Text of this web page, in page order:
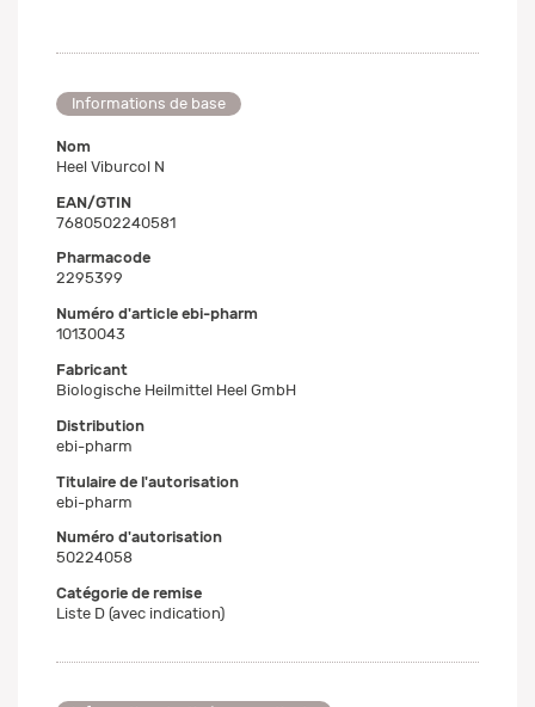
Informations de base
Nom
Heel Viburcol N
EAN/GTIN
7680502240581
Pharmacode
2295399
Numéro d'article ebi-pharm
10130043
Fabricant
Biologische Heilmittel Heel GmbH
Distribution
ebi-pharm
Titulaire de l'autorisation
ebi-pharm
Numéro d'autorisation
50224058
Catégorie de remise
Liste D (avec indication)